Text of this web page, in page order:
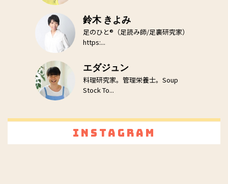
鈴木 きよみ
足のひと®（足読み師/足裏研究家）
https:...
エダジュン
料理研究家。管理栄養士。Soup
Stock To...
Instagram